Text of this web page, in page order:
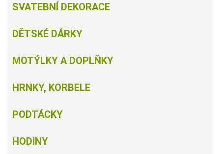
SVATEBNÍ DEKORACE
DĚTSKÉ DÁRKY
MOTÝLKY A DOPLŇKY
HRNKY, KORBELE
PODTÁCKY
HODINY